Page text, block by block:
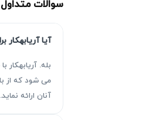
سوالات متداول
آیا
می شود که از
آنان ارائه نماید.